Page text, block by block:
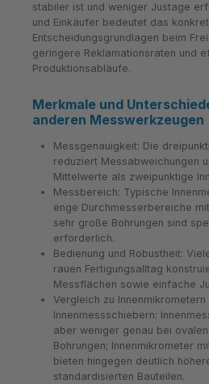
stabiler ist und weniger Justage
und Einkäufer bedeutet das
Entscheidungsgrundlagen beim
geringere Reklamationsraten und
Produktionsabläufe.
Merkmale und
anderen Messwerkzeugen
Messgenauigkeit: Die
reduziert Messabweichungen
Mittelwerte als zweipunktige
Messbereich: Typische
enge Durchmesserbereiche
sehr große Bohrungen sind
erforderlich.
Bedienung und Robustheit:
rauen Fertigungsalltag
Messflächen sowie einfache
Vergleich zu Innenmikrometern
Innenmessschiebern:
aber weniger genau bei
Bohrungen; Innenmikrometer
bieten hingegen deutlich
standardisierten Bauteilen.